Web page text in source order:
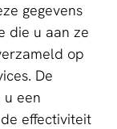
gegevens
die u aan ze
op
De
u een
effectiviteit